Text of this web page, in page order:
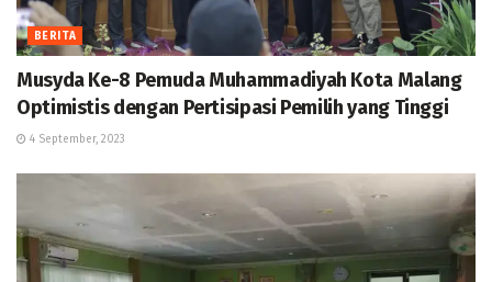
BERITA
Musyda Ke-8 Pemuda Muhammadiyah Kota Malang
Optimistis dengan Pertisipasi Pemilih yang Tinggi
4 September, 2023